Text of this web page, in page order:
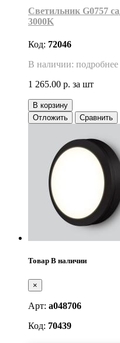
Светильник G0757
3000K
Код: 72046
В наличии: подробнее
1 265.00 р. за шт
В корзину
Отложить
Сравнить
Товар В наличии
×
Арт: a048706
Код: 70439